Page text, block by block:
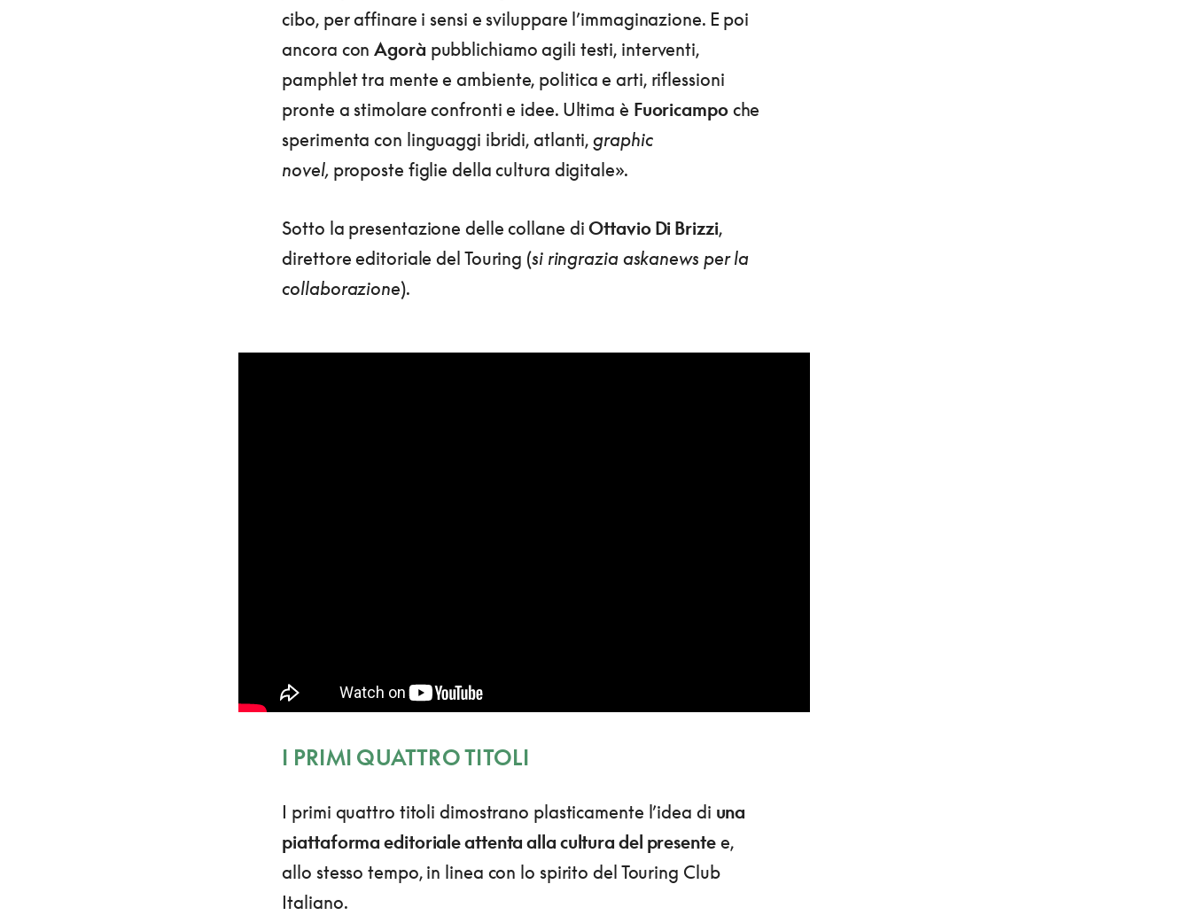
cibo, per affinare i sensi e sviluppare l’immaginazione. E poi
ancora conAgorà pubblichiamo agili testi, interventi,
pamphlet tra mente e ambiente, politica e arti, riflessioni
pronte a stimolare confronti e idee. Ultima è Fuoricampo che
sperimenta con linguaggi ibridi, atlanti,graphic
novel, proposte figlie della cultura digitale».
Sotto la presentazione delle collane diOttavio Di Brizzi,
direttore editoriale del Touring (si ringrazia askanews per la
collaborazione).
I PRIMI QUATTRO TITOLI
I primi quattro titoli dimostrano plasticamente l’idea di una
piattaforma editoriale attenta alla cultura del presentee,
allo stesso tempo, in linea con lo spirito del Touring Club
Italiano.